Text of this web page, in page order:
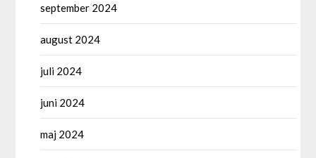
september 2024
august 2024
juli 2024
juni 2024
maj 2024